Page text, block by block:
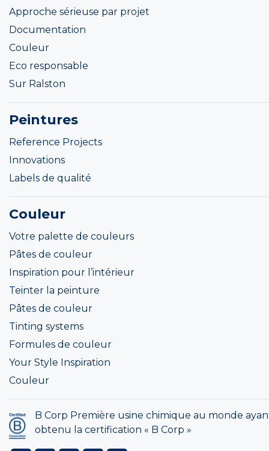
Approche sérieuse par projet
Documentation
Couleur
Eco responsable
Sur Ralston
Peintures
Reference Projects
Innovations
Labels de qualité
Couleur
Votre palette de couleurs
Pâtes de couleur
Inspiration pour l’intérieur
Teinter la peinture
Pâtes de couleur
Tinting systems
Formules de couleur
Your Style Inspiration
Couleur
B Corp Première usine chimique au monde
obtenu la certification « B Corp »